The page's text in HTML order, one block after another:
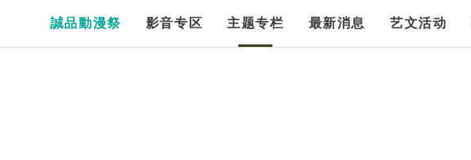
誠品動漫祭 影音专区 主题专栏 最新消息 艺文活动